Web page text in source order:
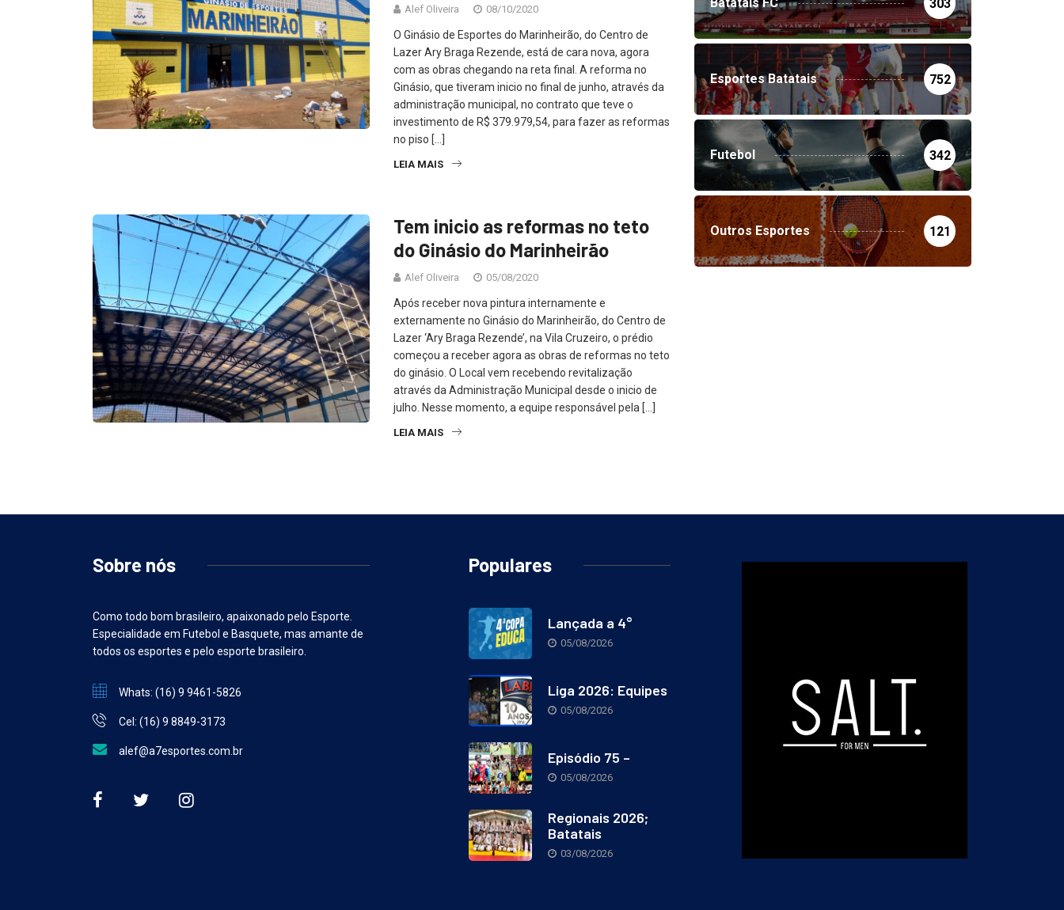
Alef Oliveira 08/10/2020
O Ginásio de Esportes do Marinheirão, do Centro de
Lazer Ary Braga Rezende, está de cara nova, agora
com as obras chegando na reta final. A reforma no
Ginásio, que tiveram inicio no final de junho, através da
administração municipal, no contrato que teve o
investimento de R$ 379.979,54, para fazer as reformas
no piso […]
LEIA MAIS
Tem inicio as reformas no teto
do Ginásio do Marinheirão
Alef Oliveira 05/08/2020
Após receber nova pintura internamente e
externamente no Ginásio do Marinheirão, do Centro de
Lazer ‘Ary Braga Rezende’, na Vila Cruzeiro, o prédio
começou a receber agora as obras de reformas no teto
do ginásio. O Local vem recebendo revitalização
através da Administração Municipal desde o inicio de
julho. Nesse momento, a equipe responsável pela […]
LEIA MAIS
303
Esportes Batatais 752
Futebol 342
Outros Esportes 121
Sobre nós
Como todo bom brasileiro, apaixonado pelo Esporte.
Especialidade em Futebol e Basquete, mas amante de
todos os esportes e pelo esporte brasileiro.
Whats: (16) 9 9461-5826
Cel: (16) 9 8849-3173
alef@a7esportes.com.br
Populares
Lançada a 4°
05/08/2026
Liga 2026: Equipes
05/08/2026
Episódio 75 –
05/08/2026
Regionais 2026;
Batatais
03/08/2026